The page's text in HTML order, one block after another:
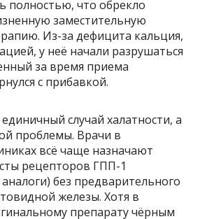
полностью, что обрекло
заместительную
Из-за дефицита кальция,
у неё начали разрушаться
за время приема
с прибавкой.
случай халатности, а
проблемы. Врачи в
всё чаще назначают
рецепторов ГПП-1
без предварительного
железы. Хотя в
препарату чёрным